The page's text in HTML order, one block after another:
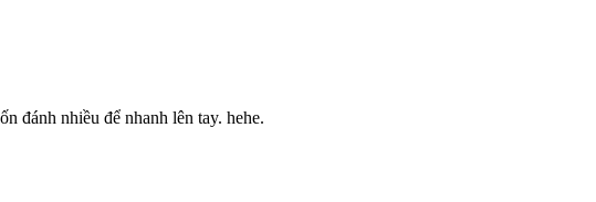
đánh nhiều để nhanh lên tay. hehe.